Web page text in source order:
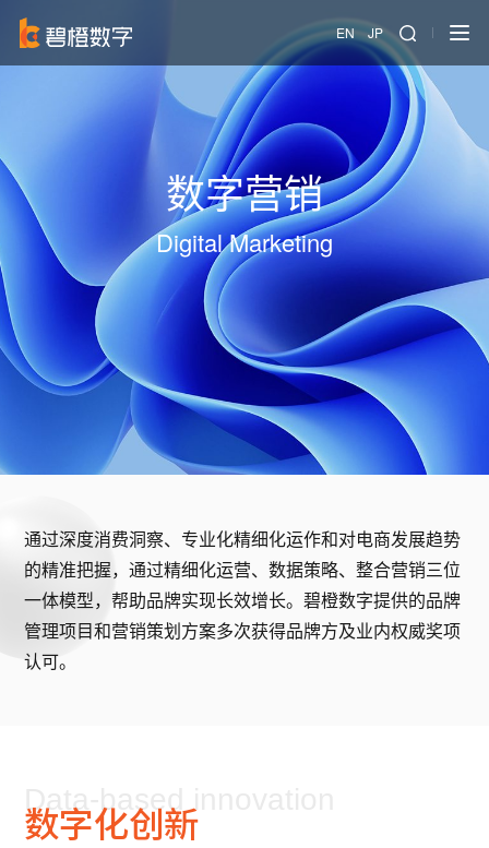
EN JP
数字营销
Digital Marketing
通过深度消费洞察、专业化精细化运作和对电商发展趋势
的精准把握，通过精细化运营、数据策略、整合营销三位
一体模型，帮助品牌实现长效增长。碧橙数字提供的品牌
管理项目和营销策划方案多次获得品牌方及业内权威奖项
认可。
Data-based innovation
数字化创新